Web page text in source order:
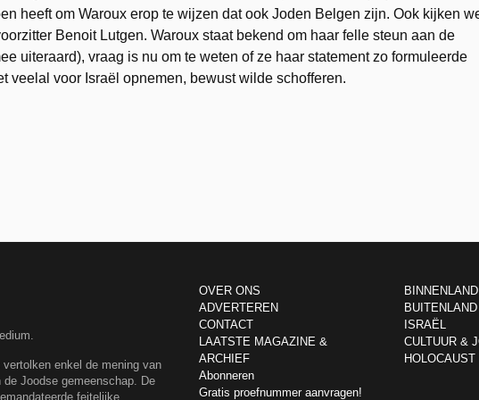
heeft om Waroux erop te wijzen dat ook Joden Belgen zijn. Ook kijken
Benoit Lutgen. Waroux staat bekend om haar felle steun aan de
uiteraard), vraag is nu om te weten of ze haar statement zo formuleerde
veelal voor Israël opnemen, bewust wilde schofferen.
enkel de mening van
Joodse gemeenschap. De
feitelijke
OVER ONS
ADVERTEREN
CONTACT
LAATSTE MAGAZINE &
ARCHIEF
Abonneren
Gratis proefnummer aanvragen!
BINNENLAND
BUITENLAND
ISRAËL
CULTUUR &
HOLOCAUST